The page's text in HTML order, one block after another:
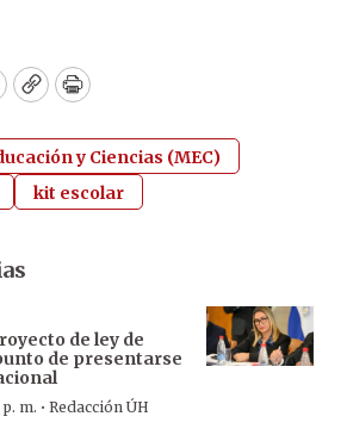
CopyPrint
y Ciencias (MEC)
kit escolar
de ley de
de presentarse
m. · Redacción ÚH